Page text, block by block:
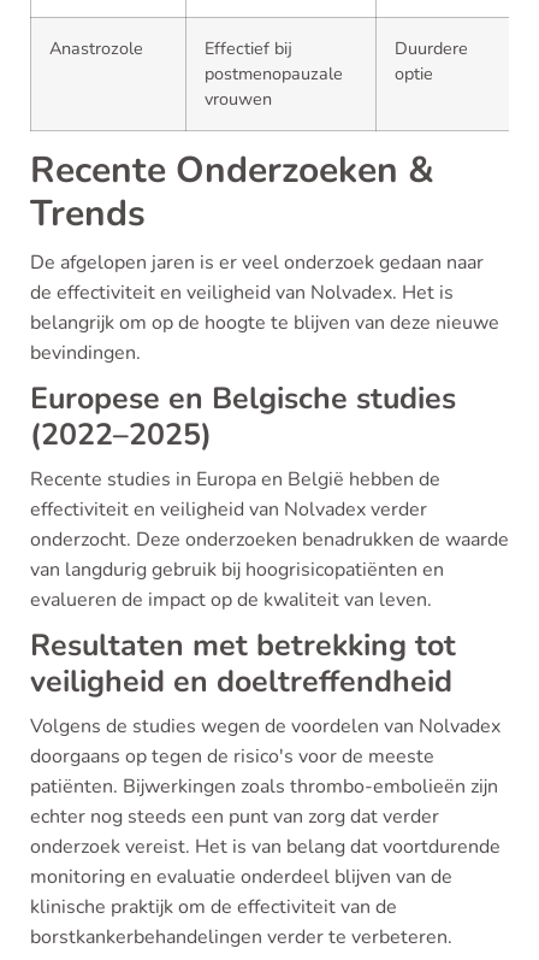
Anastrozole
Effectief bij
postmenopauzale
vrouwen
Duurdere
optie
Recente Onderzoeken &
Trends
De afgelopen jaren is er veel onderzoek gedaan naar
de effectiviteit en veiligheid van Nolvadex. Het is
belangrijk om op de hoogte te blijven van deze nieuwe
bevindingen.
Europese en Belgische studies
(2022–2025)
Recente studies in Europa en België hebben de
effectiviteit en veiligheid van Nolvadex verder
onderzocht. Deze onderzoeken benadrukken de waarde
van langdurig gebruik bij hoogrisicopatiënten en
evalueren de impact op de kwaliteit van leven.
Resultaten met betrekking tot
veiligheid en doeltreffendheid
Volgens de studies wegen de voordelen van Nolvadex
doorgaans op tegen de risico's voor de meeste
patiënten. Bijwerkingen zoals thrombo-embolieën zijn
echter nog steeds een punt van zorg dat verder
onderzoek vereist. Het is van belang dat voortdurende
monitoring en evaluatie onderdeel blijven van de
klinische praktijk om de effectiviteit van de
borstkankerbehandelingen verder te verbeteren.